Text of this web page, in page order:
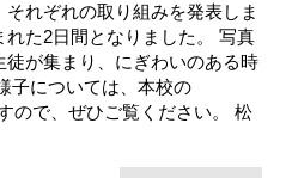
れぞれの取り組みを発表しま
れた2日間となりました。 写真
が集まり、にぎわいのある時
子については、本校の
ので、ぜひご覧ください。 松